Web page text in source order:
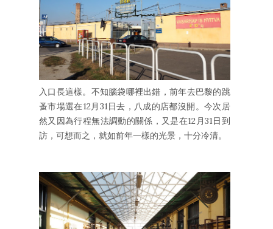
入口長這樣。不知腦袋哪裡出錯，前年去巴黎的跳
蚤市場選在12月31日去，八成的店都沒開。今次居
然又因為行程無法調動的關係，又是在12月31日到
訪，可想而之，就如前年一樣的光景，十分冷清。